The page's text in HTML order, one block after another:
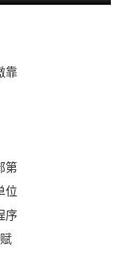
靠
第
位
序